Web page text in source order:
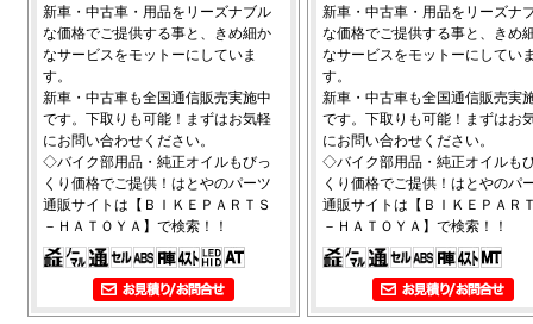
新車・中古車・用品をリーズナブル
な価格でご提供する事と、きめ細か
なサービスをモットーにしていま
す。
新車・中古車も全国通信販売実施中
です。下取りも可能！まずはお気軽
にお問い合わせください。
◇バイク部用品・純正オイルもびっ
くり価格でご提供！はとやのパーツ
通販サイトは【ＢＩＫＥＰＡＲＴＳ
－ＨＡＴＯＹＡ】で検索！！
新車・中古車・用品をリーズナ
な価格でご提供する事と、きめ
なサービスをモットーにしてい
す。
新車・中古車も全国通信販売実
です。下取りも可能！まずはお
にお問い合わせください。
◇バイク部用品・純正オイルも
くり価格でご提供！はとやのパ
通販サイトは【ＢＩＫＥＰＡＲ
－ＨＡＴＯＹＡ】で検索！！